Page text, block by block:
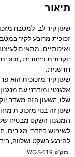
תיאור
זכוכית מרובע לקיר
ואיכותיים. מתאים
חדשנית.
שעון קיר מזכוכית הוא
אלגנטי ומודרני עם
שלו, השעון הזה משדר
המנגנון השקט מבטיח
לשימוש בחדרי מגורים,
להירגע בשקט ושלווה,
מק"ט WC-S-019